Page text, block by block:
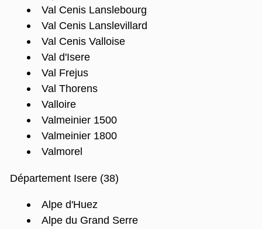
Val Cenis Lanslebourg
Val Cenis Lanslevillard
Val Cenis Valloise
Val d'Isere
Val Frejus
Val Thorens
Valloire
Valmeinier 1500
Valmeinier 1800
Valmorel
Département Isere (38)
Alpe d'Huez
Alpe du Grand Serre